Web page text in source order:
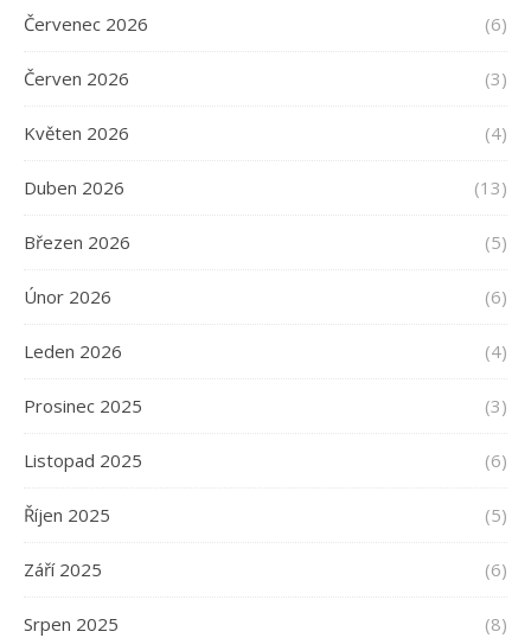
Červenec 2026 (6)
Červen 2026 (3)
Květen 2026 (4)
Duben 2026 (13)
Březen 2026 (5)
Únor 2026 (6)
Leden 2026 (4)
Prosinec 2025 (3)
Listopad 2025 (6)
Říjen 2025 (5)
Září 2025 (6)
Srpen 2025 (8)